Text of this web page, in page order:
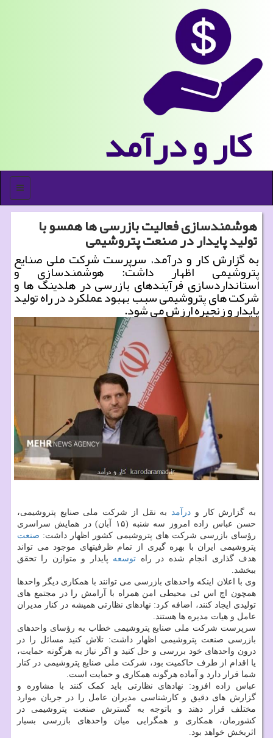
كار و درآمد
منو
هوشمندسازی فعالیت بازرسی ها همسو با
تولید پایدار در صنعت پتروشیمی
به گزارش کار و درآمد، سرپرست شرکت ملی صنایع
پتروشیمی اظهار داشت: هوشمندسازی و
استانداردسازی فرآیندهای بازرسی در هلدینگ ها و
شرکت های پتروشیمی سبب بهبود عملکرد در راه تولید
پایدار و زنجیره ارزش می شود.
به گزارش کار و درآمدبه نقل از شرکت ملی صنایع پتروشیمی،
حسن عباس زاده امروز سه شنبه (۱۵ آبان) در همایش سراسری
رؤسای بازرسی شرکت های پتروشیمی کشور اظهار داشت: صنعت
پتروشیمی ایران با بهره گیری از تمام ظرفیتهای موجود می تواند
هدف گذاری انجام شده در راه توسعه پایدار و متوازن را تحقق
ببخشد.
وی با اعلان اینکه واحدهای بازرسی می توانند با همکاری دیگر واحدها
همچون اچ اس ئی محیطی امن همراه با آرامش را در مجتمع های
تولیدی ایجاد کنند، اضافه کرد: نهادهای نظارتی همیشه در کنار مدیران
عامل و هیات مدیره ها هستند.
سرپرست شرکت ملی صنایع پتروشیمی خطاب به رؤسای واحدهای
بازرسی صنعت پتروشیمی اظهار داشت: تلاش کنید مسائل را در
درون واحدهای خود بررسی و حل کنید و اگر نیاز به هرگونه حمایت،
یا اقدام از طرف حاکمیت بود، شرکت ملی صنایع پتروشیمی در کنار
شما قرار دارد و آماده هرگونه همکاری و حمایت است.
عباس زاده افزود: نهادهای نظارتی باید کمک کنند با مشاوره و
گزارش های دقیق و کارشناسی مدیران عامل را در جریان موارد
مختلف قرار دهند و باتوجه به گسترش صنعت پتروشیمی در
کشورمان، همکاری و همگرایی میان واحدهای بازرسی بسیار
اثربخش خواهد بود.